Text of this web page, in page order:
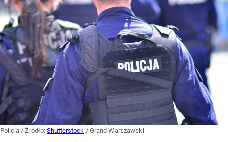
Policja / Źródło: Shutterstock / Grand Warszawski